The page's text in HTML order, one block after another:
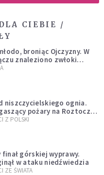
CIEBIE /
broniąc Ojczyzny. W
znaleziono zwłoki
z czasów potopu
niszczycielskiego ognia.
pożary na Roztoczu
niezwykłe zdjęcie
Z POLSKI
finał górskiej wyprawy.
w ataku niedźwiedzia
ZE ŚWIATA